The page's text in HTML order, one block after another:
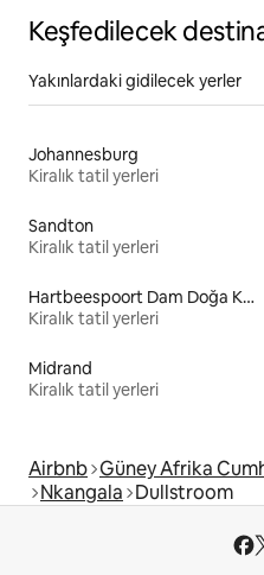
Keşfedilecek
Yakınlardaki gidilecek yerler
Johannesburg
Kiralık tatil yerleri
Sandton
Kiralık tatil yerleri
Hartbeespoort Dam Doğa Koruma Alanı
Kiralık tatil yerleri
Midrand
Kiralık tatil yerleri
Airbnb Güney Afrika
Nkangala Dullstroom